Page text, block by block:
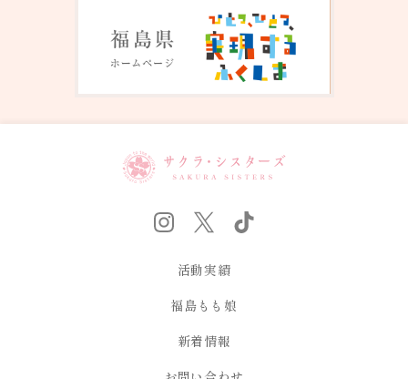
活動実績
福島もも娘
新着情報